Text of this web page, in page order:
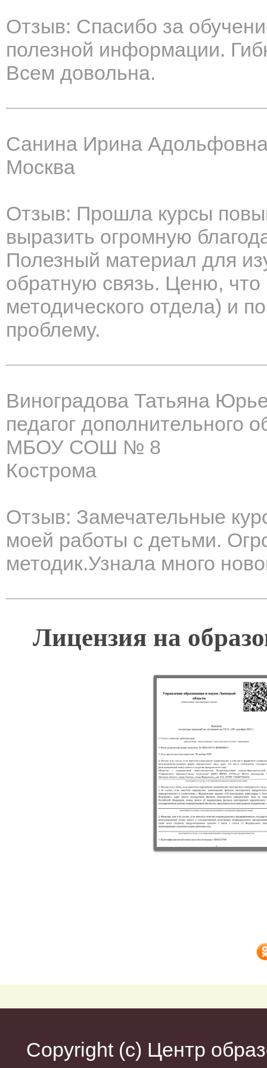
Отзыв: Спасибо за
полезной информации.
Всем довольна.
Санина Ирина
Москва
Отзыв: Прошла курсы
выразить огромную
Полезный материал для
обратную связь. Ценю,
методического отдела) и
проблему.
Виноградова Татьяна
педагог дополнительного
МБОУ СОШ № 8
Кострома
Отзыв: Замечательные
моей работы с детьми.
методик.Узнала много
Лицензия на
Copyright (c) Центр